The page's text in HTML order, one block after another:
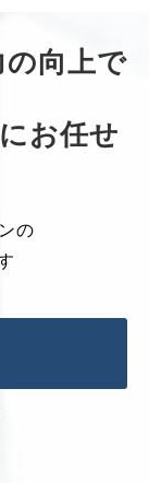
の向上で
お任せ
の